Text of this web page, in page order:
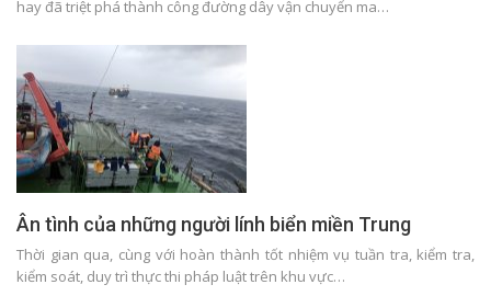
hay đã triệt phá thành công đường dây vận chuyển ma…
Ân tình của những người lính biển miền Trung
Thời gian qua, cùng với hoàn thành tốt nhiệm vụ tuần tra, kiểm tra,
kiểm soát, duy trì thực thi pháp luật trên khu vực…